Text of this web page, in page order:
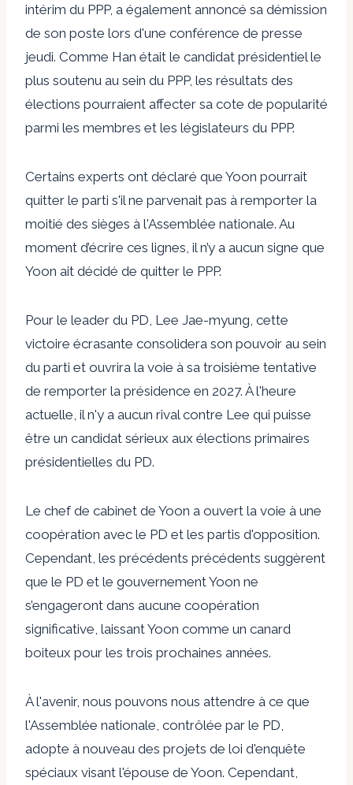
intérim du PPP, a également annoncé sa démission
de son poste lors d'une conférence de presse
jeudi. Comme Han était le candidat présidentiel le
plus soutenu au sein du PPP, les résultats des
élections pourraient affecter sa cote de popularité
parmi les membres et les législateurs du PPP.
Certains experts ont déclaré que Yoon pourrait
quitter le parti s'il ne parvenait pas à remporter la
moitié des sièges à l'Assemblée nationale. Au
moment d’écrire ces lignes, il n’y a aucun signe que
Yoon ait décidé de quitter le PPP.
Pour le leader du PD, Lee Jae-myung, cette
victoire écrasante consolidera son pouvoir au sein
du parti et ouvrira la voie à sa troisième tentative
de remporter la présidence en 2027. À l'heure
actuelle, il n'y a aucun rival contre Lee qui puisse
être un candidat sérieux aux élections primaires
présidentielles du PD.
Le chef de cabinet de Yoon a ouvert la voie à une
coopération avec le PD et les partis d'opposition.
Cependant, les précédents précédents suggèrent
que le PD et le gouvernement Yoon ne
s’engageront dans aucune coopération
significative, laissant Yoon comme un canard
boiteux pour les trois prochaines années.
À l'avenir, nous pouvons nous attendre à ce que
l'Assemblée nationale, contrôlée par le PD,
adopte à nouveau des projets de loi d'enquête
spéciaux visant l'épouse de Yoon. Cependant,